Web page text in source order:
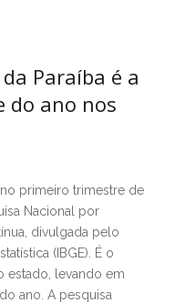
Paraíba é a
do ano nos
primeiro trimestre de
Nacional por
divulgada pelo
(IBGE). É o
estado, levando em
ano. A pesquisa